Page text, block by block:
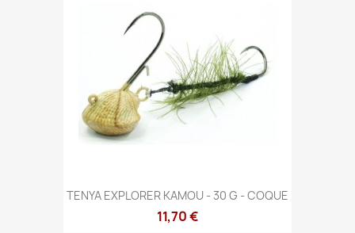
TENYA EXPLORER KAMOU - 30 G - COQUE
11,70 €